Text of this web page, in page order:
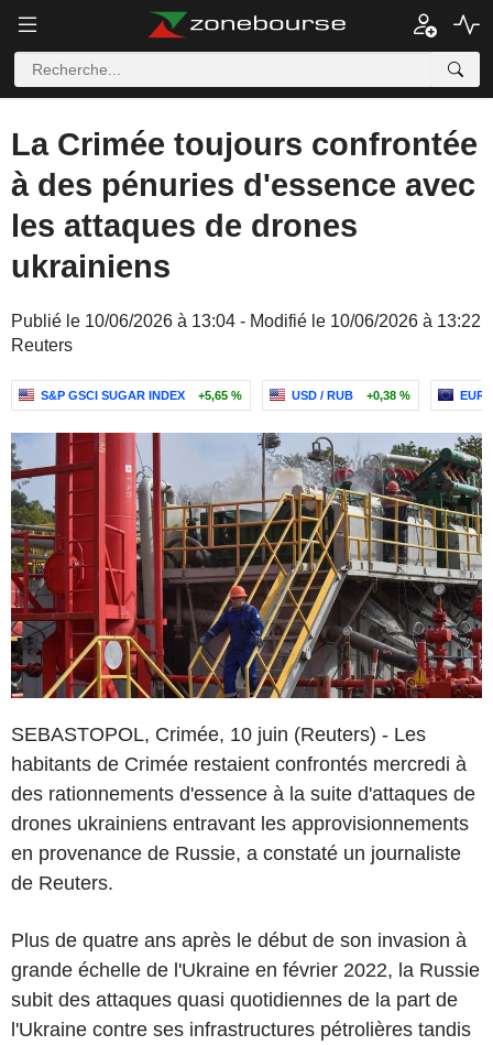
La Crimée toujours confrontée
à des pénuries d'essence avec
les attaques de drones
ukrainiens
Publié le 10/06/2026 à 13:04 - Modifié le 10/06/2026 à 13:22
Reuters
S&P GSCI SUGAR INDEX +5,65 % USD / RUB +0,38 % EUR
SEBASTOPOL, Crimée, 10 juin (Reuters) - Les
habitants de Crimée restaient confrontés mercredi à
des rationnements d'essence à la suite d'attaques de
drones ukrainiens entravant les approvisionnements
en provenance de Russie, a constaté un journaliste
de Reuters.
Plus de quatre ans après le début de son invasion à
grande échelle de l'Ukraine en février 2022, la Russie
subit des attaques quasi quotidiennes de la part de
l'Ukraine contre ses infrastructures pétrolières tandis